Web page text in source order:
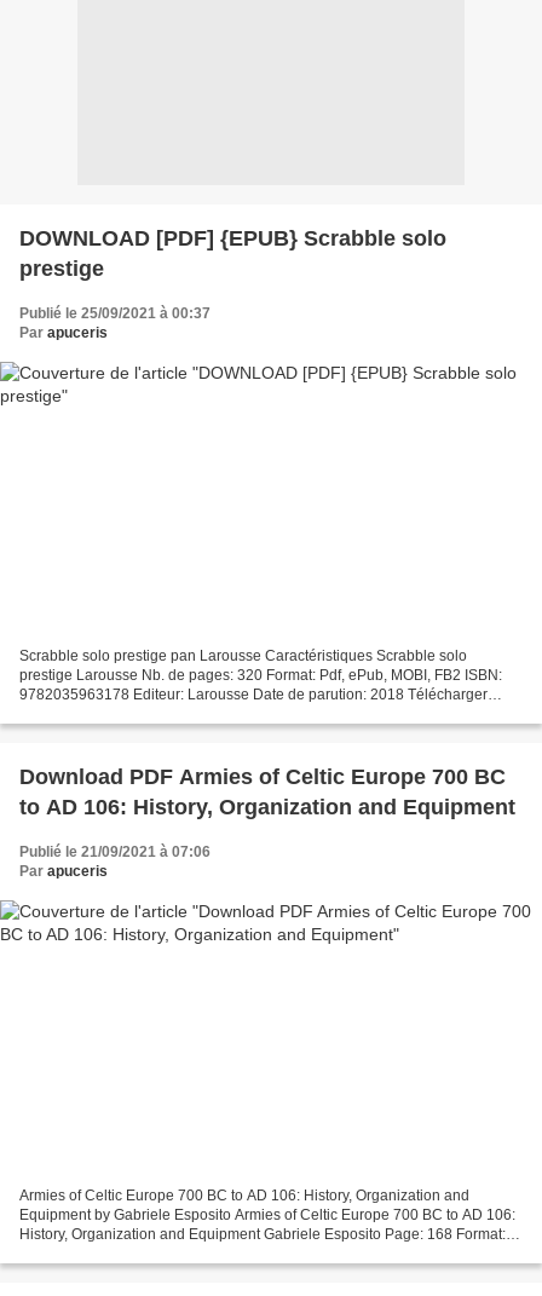
DOWNLOAD [PDF] {EPUB} Scrabble solo
prestige
Publié le 25/09/2021 à 00:37
Par apuceris
Scrabble solo prestige pan Larousse Caractéristiques Scrabble solo
prestige Larousse Nb. de pages: 320 Format: Pdf, ePub, MOBI, FB2 ISBN:
9782035963178 Editeur: Larousse Date de parution: 2018 Télécharger
Download PDF Armies of Celtic Europe 700 BC
to AD 106: History, Organization and Equipment
Publié le 21/09/2021 à 07:06
Par apuceris
Armies of Celtic Europe 700 BC to AD 106: History, Organization and
Equipment by Gabriele Esposito Armies of Celtic Europe 700 BC to AD 106:
History, Organization and Equipment Gabriele Esposito Page: 168 Format: